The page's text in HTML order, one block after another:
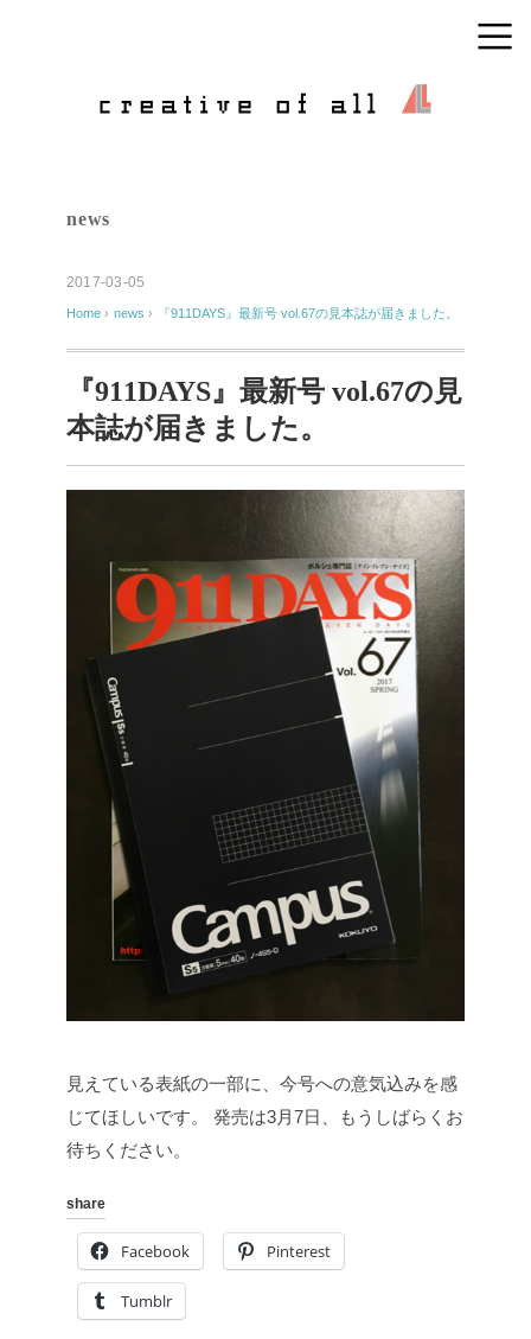
news
2017-03-05
Home › news › 『911DAYS』最新号 vol.67の見本誌が届きました。
『911DAYS』最新号 vol.67の見
本誌が届きました。
見えている表紙の一部に、今号への意気込みを感
じてほしいです。
発売は3月7日、もうしばらくお
待ちください。
share
Facebook Pinterest
Tumblr